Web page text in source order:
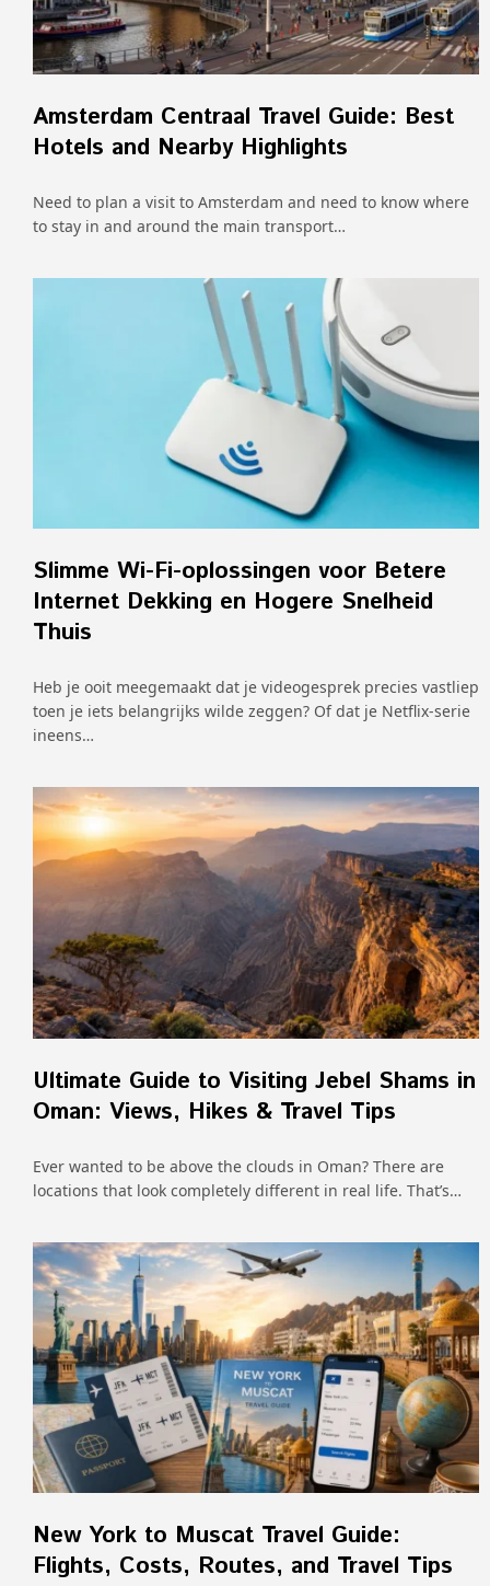
Amsterdam Centraal Travel Guide: Best
Hotels and Nearby Highlights
Need to plan a visit to Amsterdam and need to know where
to stay in and around the main transport…
Slimme Wi-Fi-oplossingen voor Betere
Internet Dekking en Hogere Snelheid
Thuis
Heb je ooit meegemaakt dat je videogesprek precies vastliep
toen je iets belangrijks wilde zeggen? Of dat je Netflix-serie
ineens…
Ultimate Guide to Visiting Jebel Shams in
Oman: Views, Hikes & Travel Tips
Ever wanted to be above the clouds in Oman? There are
locations that look completely different in real life. That’s…
New York to Muscat Travel Guide:
Flights, Costs, Routes, and Travel Tips